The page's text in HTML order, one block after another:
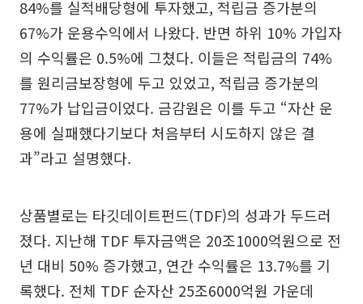
84%를 실적배당형에 투자했고, 적립금 증가분의
67%가 운용수익에서 나왔다. 반면 하위 10% 가입자
의 수익률은 0.5%에 그쳤다. 이들은 적립금의 74%
를 원리금보장형에 두고 있었고, 적립금 증가분의
77%가 납입금이었다. 금감원은 이를 두고 “자산 운
용에 실패했다기보다 처음부터 시도하지 않은 결
과”라고 설명했다.
상품별로는 타깃데이트펀드(TDF)의 성과가 두드러
졌다. 지난해 TDF 투자금액은 20조1000억원으로 전
년 대비 50% 증가했고, 연간 수익률은 13.7%를 기
록했다. 전체 TDF 순자산 25조6000억원 가운데